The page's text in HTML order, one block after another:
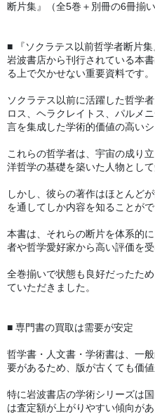
断片集』（全5巻＋別冊の6冊揃い
■ 『ソクラテス以前哲学者断片集
岩波書店から刊行されている本
る上で欠かせない重要資料です。
ソクラテス以前に活躍した哲学
ロス、ヘラクレイトス、パルメ
言を集成した学術的価値の高いシ
これらの哲学者は、宇宙の成り
洋哲学の基礎を築いた人物として
しかし、彼らの著作はほとんど
を通してしか内容を知ることがで
本書は、それらの断片を体系的
者や哲学愛好家から高い評価を受
全巻揃いで状態も良好だったた
ていただきました。
■ 専門書の買取は需要が安定
哲学書・人文書・学術書は、一
要があるため、版が古くても価
特に岩波書店の学術シリーズは
は査定額が上がりやすい傾向があ